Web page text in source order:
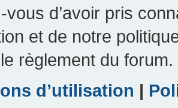
vous d’avoir pris
et de notre
règlement du forum.
d’utilisation |